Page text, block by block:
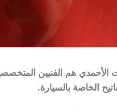
الأحمدي هم الفنيين
الخاصة بالسيارة.